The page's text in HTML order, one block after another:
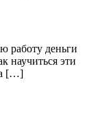
работу деньги
научиться эти
[…]